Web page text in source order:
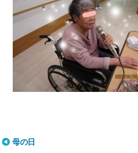
投 母の日